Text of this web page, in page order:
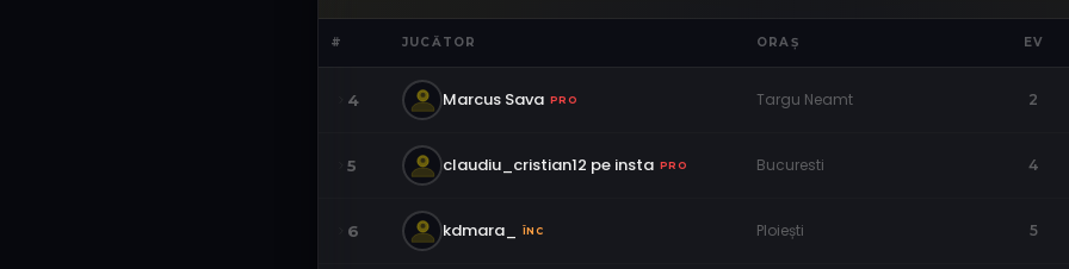
# JUCĂTOR ORAȘ EV
4 Marcus Sava PRO Targu Neamt 2
5 claudiu_cristian12 pe insta PRO Bucuresti 4
6 kdmara_ ÎNC Ploiești 5